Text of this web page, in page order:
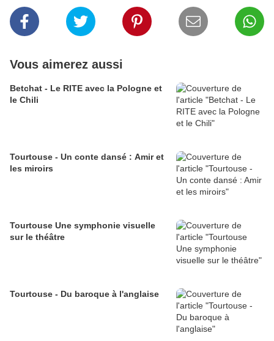
Vous aimerez aussi
Betchat - Le RITE avec la Pologne et
le Chili
Tourtouse - Un conte dansé : Amir et
les miroirs
Tourtouse Une symphonie visuelle
sur le théâtre
Tourtouse - Du baroque à l'anglaise